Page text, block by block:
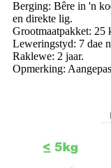
Berging: Bêre in 'n
en direkte lig.
Grootmaatpakket: 25
Leweringstyd: 7 dae
Raklewe: 2 jaar.
Opmerking: